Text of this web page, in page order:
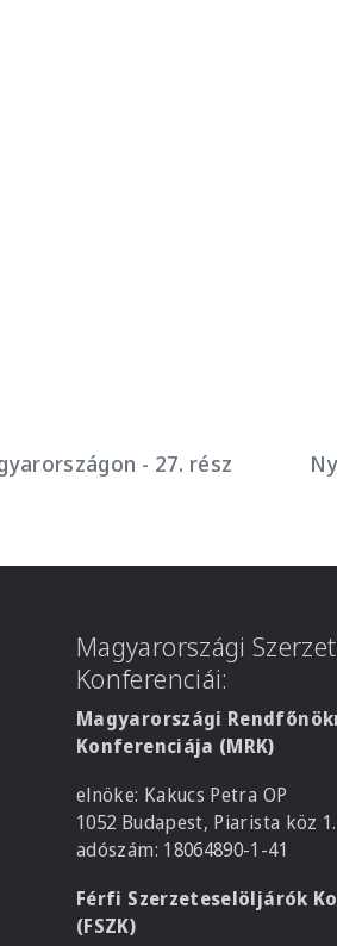
- 27. rész
Magyarországi
Konferenciái:
Magyarországi
Konferenciája (MRK)
elnöke: Kakucs Petra OP
1052 Budapest, Piarista köz 1.
adószám: 18064890-1-41
Férfi Szerzeteselöljárók
(FSZK)